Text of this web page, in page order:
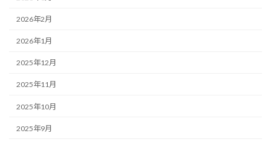
2026年2月
2026年1月
2025年12月
2025年11月
2025年10月
2025年9月